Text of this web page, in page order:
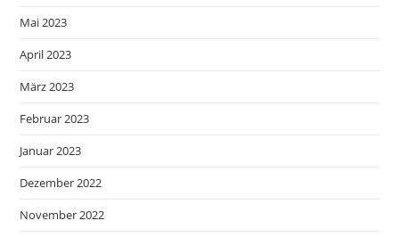
Mai 2023
April 2023
März 2023
Februar 2023
Januar 2023
Dezember 2022
November 2022